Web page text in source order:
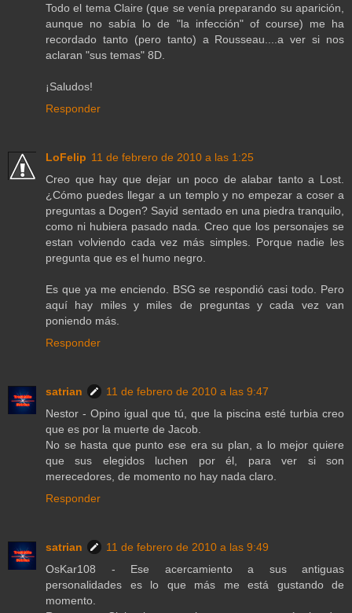
Todo el tema Claire (que se venía preparando su aparición,
aunque no sabía lo de "la infección" of course) me ha
recordado tanto (pero tanto) a Rousseau....a ver si nos
aclaran "sus temas" 8D.
¡Saludos!
Responder
LoFelip 11 de febrero de 2010 a las 1:25
Creo que hay que dejar un poco de alabar tanto a Lost.
¿Cómo puedes llegar a un templo y no empezar a coser a
preguntas a Dogen? Sayid sentado en una piedra tranquilo,
como ni hubiera pasado nada. Creo que los personajes se
estan volviendo cada vez más simples. Porque nadie les
pregunta que es el humo negro.
Es que ya me enciendo. BSG se respondió casi todo. Pero
aquí hay miles y miles de preguntas y cada vez van
poniendo más.
Responder
satrian
11 de febrero de 2010 a las 9:47
Nestor - Opino igual que tú, que la piscina esté turbia creo
que es por la muerte de Jacob.
No se hasta que punto ese era su plan, a lo mejor quiere
que sus elegidos luchen por él, para ver si son
merecedores, de momento no hay nada claro.
Responder
satrian
11 de febrero de 2010 a las 9:49
OsKar108 - Ese acercamiento a sus antiguas
personalidades es lo que más me está gustando de
momento.